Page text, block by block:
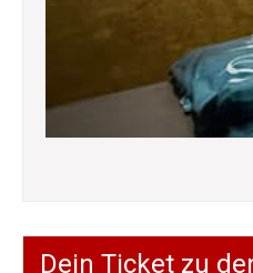
Dein Ticket zu